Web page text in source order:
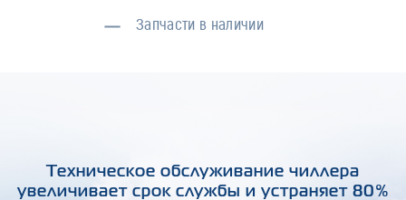
Запчасти в наличии
Техническое обслуживание чиллера
увеличивает срок службы и устраняет 80%